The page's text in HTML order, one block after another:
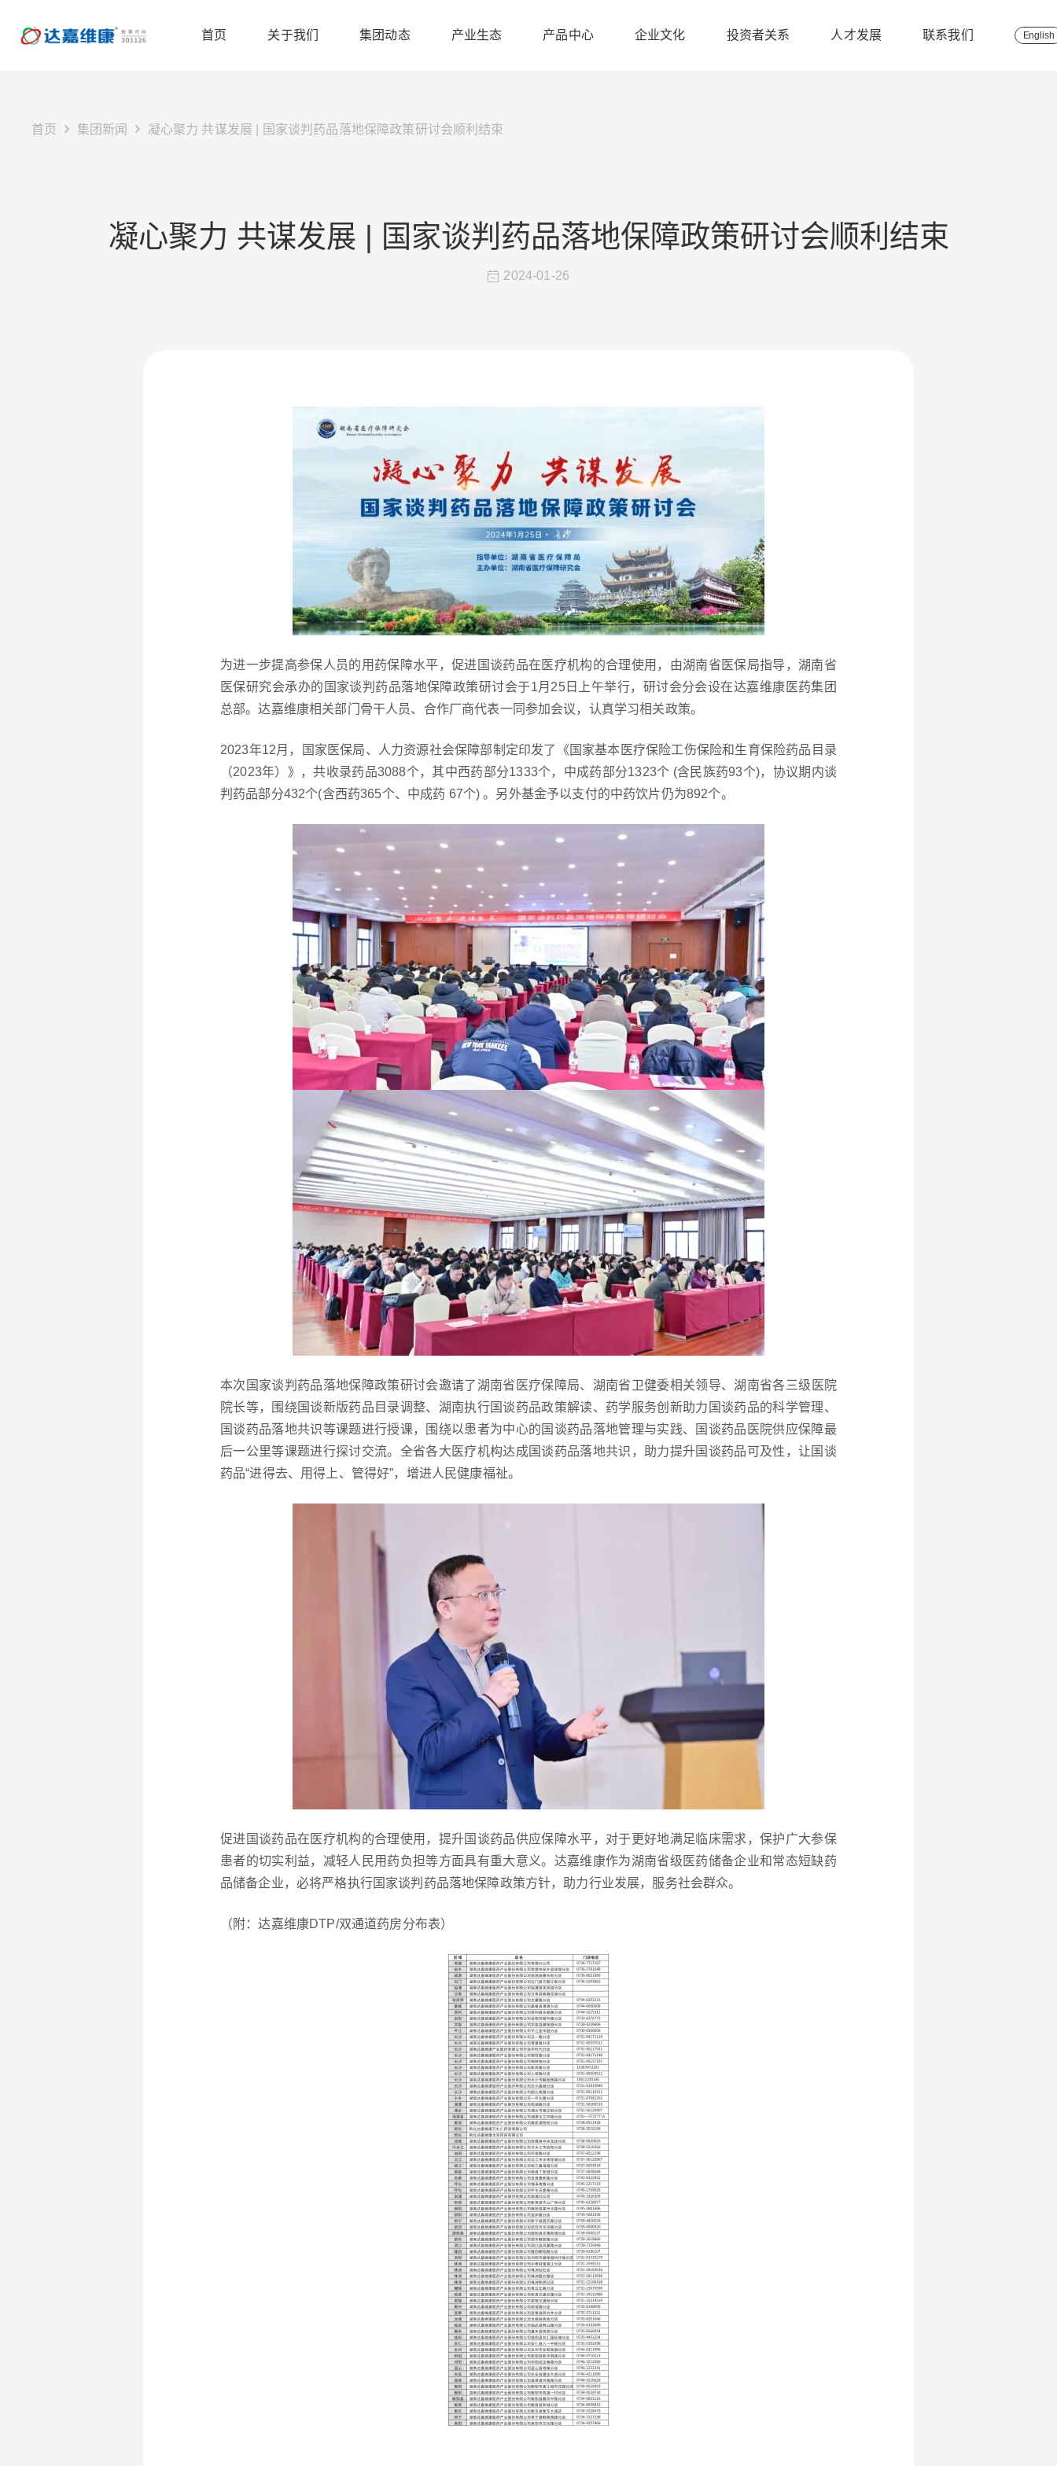
首页 关于我们 集团动态 产业生态 产品中心 企业文化 投资者关系 人才发展 联系我们 English
首页 集团新闻 凝心聚力 共谋发展 | 国家谈判药品落地保障政策研讨会顺利结束
凝心聚力 共谋发展 | 国家谈判药品落地保障政策研讨会顺利结束
2024-01-26
为进一步提高参保人员的用药保障水平，促进国谈药品在医疗机构的合理使用，由湖南省医保局指导，湖南省
医保研究会承办的国家谈判药品落地保障政策研讨会于1月25日上午举行，研讨会分会设在达嘉维康医药集团
总部。达嘉维康相关部门骨干人员、合作厂商代表一同参加会议，认真学习相关政策。
2023年12月，国家医保局、人力资源社会保障部制定印发了《国家基本医疗保险工伤保险和生育保险药品目录
（2023年）》，共收录药品3088个，其中西药部分1333个，中成药部分1323个 (含民族药93个)，协议期内谈
判药品部分432个(含西药365个、中成药 67个) 。另外基金予以支付的中药饮片仍为892个。
本次 国家谈判药品落地保障政策研讨会邀请了湖南省医疗保障局、湖南省卫健委相关领导、湖南省各三级医院
院长等，围绕国谈新版药品目录调整、湖南执行国谈药品政策解读、药学服务创新助力国谈药品的科学管理、
国谈药品落地共识等课题进行授课，围绕以患者为中心的国谈药品落地管理与实践、国谈药品医院供应保障最
后一公里等课题进行探讨交流。全省各大医疗机构达成国谈药品落地共识，助力提升国谈药品可及性，让国谈
药品“进得去、用得上、管得好”，增进人民健康福祉。
促进国谈药品在医疗机构的合理使用，提升国谈药品供应保障水平，对于更好地满足临床需求，保护广大参保
患者的切实利益，减轻人民用药负担等方面具有重大意义。达嘉维康作为湖南省级医药储备企业和常态短缺药
品储备企业，必将严格执行国家谈判药品落地保障政策方针，助力行业发展，服务社会群众。
（附：达嘉维康DTP/双通道药房分布表）